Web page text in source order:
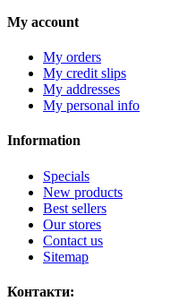
My account
My orders
My credit slips
My addresses
My personal info
Information
Specials
New products
Best sellers
Our stores
Contact us
Sitemap
Контакти: